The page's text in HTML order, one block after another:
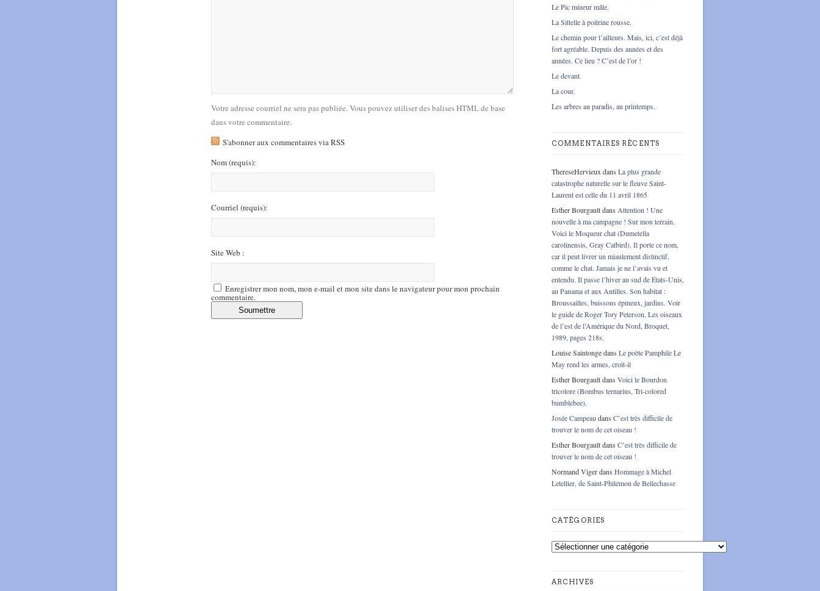
Votre adresse courriel ne sera pas publiée. Vous pouvez utiliser des balises HTML de base
dans votre commentaire.
S'abonner aux commentaires via RSS
Nom(requis):
Courriel (requis):
Site Web :
Enregistrer mon nom, mon e-mail et mon site dans le navigateur pour mon prochain
commentaire.
Le Pic mineur mâle.
La Sittelle à poitrine rousse.
Le chemin pour l’ailleurs. Mais, ici, c’est déjà
fort agréable. Depuis des années et des
années. Ce lieu ? C’est de l’or !
Le devant.
La cour.
Les arbres au paradis, au printemps.
COMMENTAIRES RÉCENTS
ThereseHervieux dans La plus grande
catastrophe naturelle sur le fleuve Saint-
Laurent est celle du 11 avril 1865
Esther Bourgaultdans Attention ! Une
nouvelle à ma campagne ! Sur mon terrain.
Voici le Moqueur chat (Dumetella
carolinensis, Gray Catbird). Il porte ce nom,
car il peut livrer un miaulement distinctif,
comme le chat. Jamais je ne l’avais vu et
entendu. Il passe l’hiver au sud de États-Unis,
au Panama et aux Antilles. Son habitat :
Broussailles, buissons épineux, jardins. Voir
le guide de Roger Tory Peterson, Les oiseaux
de l’est de l’Amérique du Nord, Broquet,
1989, pages 218s.
Louise Saintongedans Le poète Pamphile Le
May rend les armes, croit-il
Esther Bourgaultdans Voici le Bourdon
tricolore (Bombus ternarius, Tri-colored
bumblebee).
Josée Campeau dans C’est très difficile de
trouver le nom de cet oiseau !
Esther Bourgaultdans C’est très difficile de
trouver le nom de cet oiseau !
Normand Vigerdans Hommage à Michel
Letellier, de Saint-Philémon de Bellechasse
CATÉGORIES
ARCHIVES